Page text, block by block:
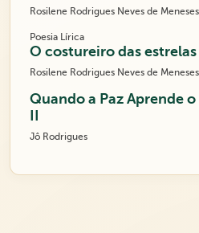
Rosilene Rodrigues Neves de Meneses
Poesia Lírica
O costureiro das estrelas
Rosilene Rodrigues Neves de Meneses
Quando a Paz Aprende
Jô Rodrigues